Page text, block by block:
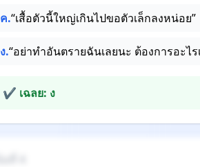
ค.“เสื้อตัวนี้ใหญ่เกินไปขอตัวเล็กลงหน่อย”
ง.“อย่าทำอันตรายฉันเลยนะ ต้องการอะไร
✔ เฉลย: ง